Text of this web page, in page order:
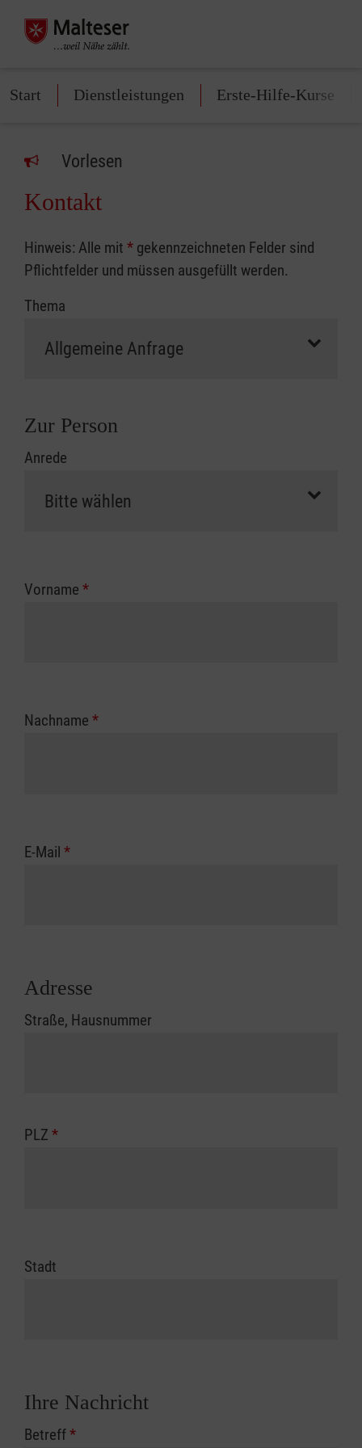
Start Dienstleistungen Erste-Hilfe-Kurse
Vorlesen
Kontakt
Hinweis: Alle mit * gekennzeichneten Felder sind
Pflichtfelder und müssen ausgefüllt werden.
Thema
Zur Person
Anrede
Vorname *
Nachname *
E-Mail *
Adresse
Straße, Hausnummer
PLZ *
Stadt
Ihre Nachricht
Betreff*